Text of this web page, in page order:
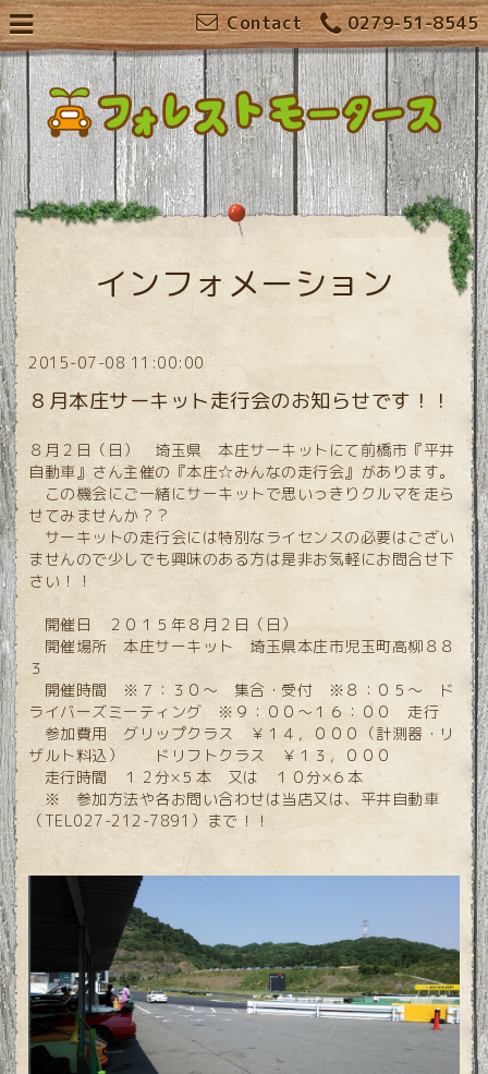
0279-51-8545
Contact
インフォメーション
2015-07-08 11:00:00
８月本庄サーキット走行会のお知らせです！！
８月２日（日） 埼玉県 本庄サーキットにて前橋市『平井
自動車』さん主催の『本庄☆みんなの走行会』があります。
この機会にご一緒にサーキットで思いっきりクルマを走ら
せてみませんか？？
サーキットの走行会には特別なライセンスの必要はござい
ませんので少しでも興味のある方は是非お気軽にお問合せ下
さい！！
開催日 ２０１５年８月２日（日）
開催場所 本庄サーキット 埼玉県本庄市児玉町高柳８８
３
開催時間 ※７：３０～ 集合・受付 ※８：０５～ ド
ライバーズミーティング ※９：００～１６：００ 走行
参加費用 グリップクラス ￥１４，０００（計測器・リ
ザルト料込） ドリフトクラス ￥１３，０００
走行時間 １２分×５本 又は １０分×６本
※ 参加方法や各お問い合わせは当店又は、平井自動車
（TEL027-212-7891）まで！！